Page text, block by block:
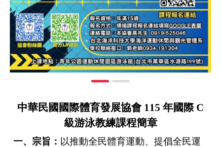
中華民國國際體育發展協會 115 年國際 C
級游泳教練課程簡章
一、宗旨： 以推動全民體育運動、提倡全民運